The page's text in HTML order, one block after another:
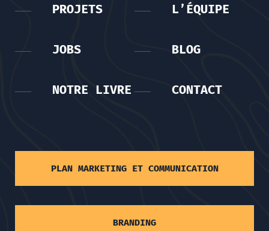
PROJETS L’ÉQUIPE
JOBS BLOG
NOTRE LIVRE CONTACT
PLAN MARKETING ET COMMUNICATION
BRANDING